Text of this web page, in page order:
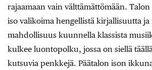
rajaamaan vain välttämättömään.
iso valikoima hengellistä kirjallisuutta
mahdollisuus kuunnella klassista
kulkee luontopolku, jossa on siellä
kutsuvia penkkejä. Päätalon ison